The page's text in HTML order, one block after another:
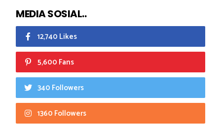
MEDIA SOSIAL..
12,740 Likes
5,600 Fans
340 Followers
1360 Followers